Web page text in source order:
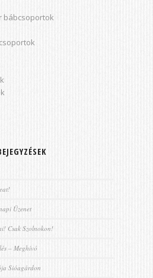
bábcsoportok
Üzenet
Csak Szolnokon!
– Meghívó
Sióagárdon